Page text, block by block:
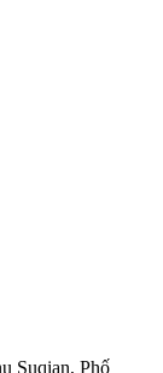
Suqian, Phố